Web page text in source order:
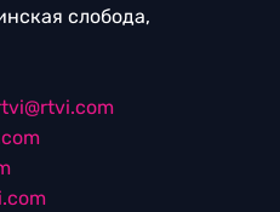
слобода,